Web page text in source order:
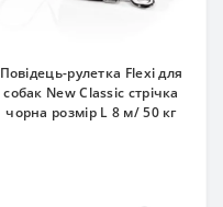
Повідець-рулетка Flexi для
собак New Classic стрічка
чорна розмір L 8 м/ 50 кг